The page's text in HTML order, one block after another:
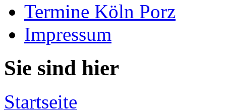
Termine Köln Porz
Impressum
Sie sind hier
Startseite